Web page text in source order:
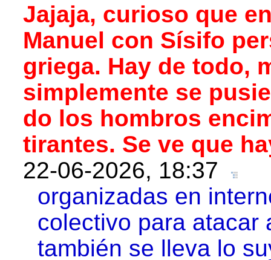
Jajaja, curioso que
Manuel con Sísifo
griega. Hay de todo,
simplemente se
do los hombros
tirantes. Se ve que
22-06-2026, 18:37
organizadas en
colectivo para atacar
también se lleva lo